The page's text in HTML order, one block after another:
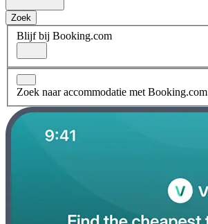
Zoek
Blijf bij Booking.com
Zoek naar accommodatie met Booking.com